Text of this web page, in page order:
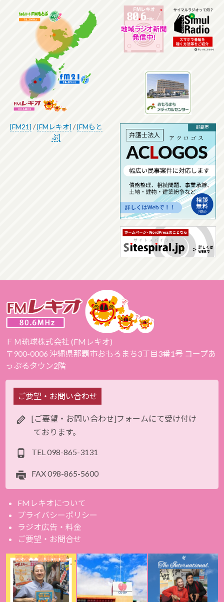
[FM21] /[FMレキオ] /[FMもと
ぶ]
ＦＭ琉球株式会社 (FMレキオ)
〒900-0006 沖縄県那覇市おもろまち3丁目3番1号 コープあ
っぷるタウン2階
ご要望・お問い合わせ
[ご要望・お問い合わせ]フォームにて受け付け
ております。
TEL098-865-3131
FAX098-865-5600
FMレキオについて
プライバシーポリシー
ラジオ広告・料金
ご要望・お問合せ